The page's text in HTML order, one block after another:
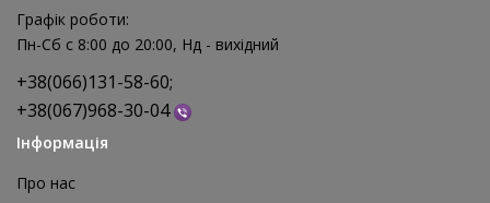
Графік роботи:
Пн-Сб с 8:00 до 20:00, Нд - вихідний
+38(066)131-58-60;
+38(067)968-30-04
Інформація
Про нас